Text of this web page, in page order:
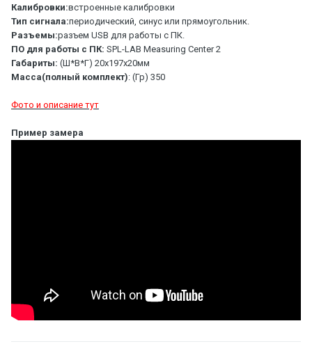
Калибровки:встроенные калибровки
Тип сигнала:периодический, синус или прямоугольник.
Разъемы:разъем USB для работы с ПК.
ПО для работы с ПК: SPL-LAB Measuring Center 2
Габариты: (Ш*В*Г) 20х197х20мм
Масса(полный комплект): (Гр) 350
Фото и описание тут
Пример замера